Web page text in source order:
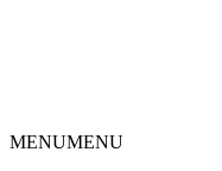
MENUMENU